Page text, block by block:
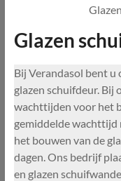
Glazen
Bij Verandasol bent u
glazen schuifdeur. Bij
wachttijden voor het
gemiddelde wachttijd
het bouwen van de
dagen. Ons bedrijf
en glazen